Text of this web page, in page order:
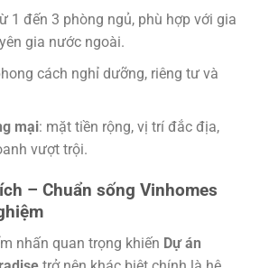
1 đến 3 phòng ngủ, phù hợp với gia
gia nước ngoài.
cách nghỉ dưỡng, riêng tư và
mại: mặt tiền rộng, vị trí đắc địa,
vượt trội.
– Chuẩn sống Vinhomes
nhấn quan trọng khiến Dự án